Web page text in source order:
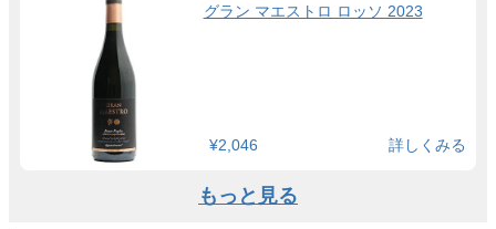
グラン マエストロ ロッソ 2023
¥2,046 詳しくみる
もっと見る